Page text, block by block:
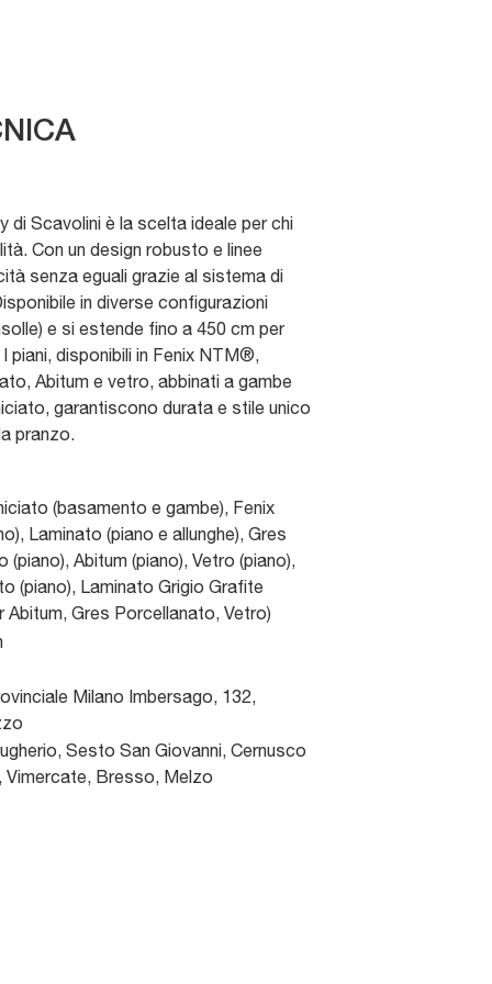
di Scavolini è la scelta ideale per chi
Con un design robusto e linee
senza eguali grazie al sistema di
in diverse configurazioni
e si estende fino a 450 cm per
disponibili in Fenix NTM®,
Abitum e vetro, abbinati a gambe
garantiscono durata e stile unico
pranzo.
(basamento e gambe), Fenix
Laminato (piano e allunghe), Gres
(piano), Abitum (piano), Vetro (piano),
(piano), Laminato Grigio Grafite
Abitum, Gres Porcellanato, Vetro)
Milano Imbersago, 132
Sesto San Giovanni, Cernusco
Vimercate, Bresso, Melzo